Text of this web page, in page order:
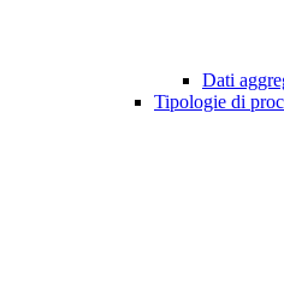
Dati
Tipologie di